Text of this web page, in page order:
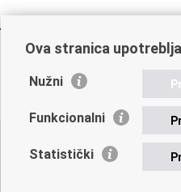
Ova stranica
Nužni
Funkcionalni
Statistički